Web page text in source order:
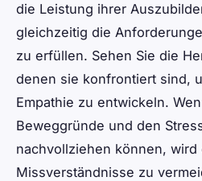
die Leistung ihrer
gleichzeitig die
zu erfüllen. Sehen Sie die
denen sie konfrontiert sind,
Empathie zu entwickeln.
Beweggründe und den
nachvollziehen können, wird
Missverständnisse zu